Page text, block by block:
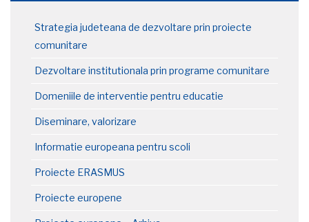
Strategia judeteana de dezvoltare prin proiecte
comunitare
Dezvoltare institutionala prin programe comunitare
Domeniile de interventie pentru educatie
Diseminare, valorizare
Informatie europeana pentru scoli
Proiecte ERASMUS
Proiecte europene